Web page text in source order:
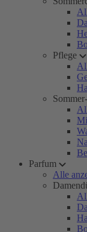
Pflege
Parfum
Alle